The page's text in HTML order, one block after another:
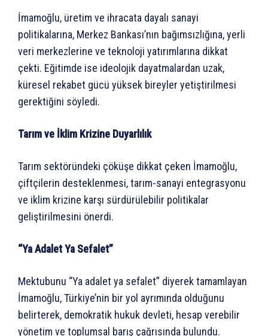
İmamoğlu, üretim ve ihracata dayalı sanayi
politikalarına, Merkez Bankası’nın bağımsızlığına, yerli
veri merkezlerine ve teknoloji yatırımlarına dikkat
çekti. Eğitimde ise ideolojik dayatmalardan uzak,
küresel rekabet gücü yüksek bireyler yetiştirilmesi
gerektiğini söyledi.
Tarım ve İklim Krizine Duyarlılık
Tarım sektöründeki çöküşe dikkat çeken İmamoğlu,
çiftçilerin desteklenmesi, tarım-sanayi entegrasyonu
ve iklim krizine karşı sürdürülebilir politikalar
geliştirilmesini önerdi.
“Ya Adalet Ya Sefalet”
Mektubunu “Ya adalet ya sefalet” diyerek tamamlayan
İmamoğlu, Türkiye’nin bir yol ayrımında olduğunu
belirterek, demokratik hukuk devleti, hesap verebilir
yönetim ve toplumsal barış çağrısında bulundu.